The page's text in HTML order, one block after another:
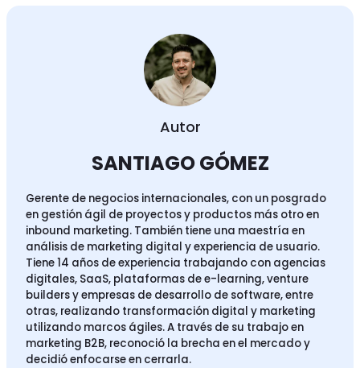
Autor
SANTIAGO GÓMEZ
Gerente de negocios internacionales, con un posgrado
en gestión ágil de proyectos y productos más otro en
inbound marketing. También tiene una maestría en
análisis de marketing digital y experiencia de usuario.
Tiene 14 años de experiencia trabajando con agencias
digitales, SaaS, plataformas de e-learning, venture
builders y empresas de desarrollo de software, entre
otras, realizando transformación digital y marketing
utilizando marcos ágiles. A través de su trabajo en
marketing B2B, reconoció la brecha en el mercado y
decidió enfocarse en cerrarla.